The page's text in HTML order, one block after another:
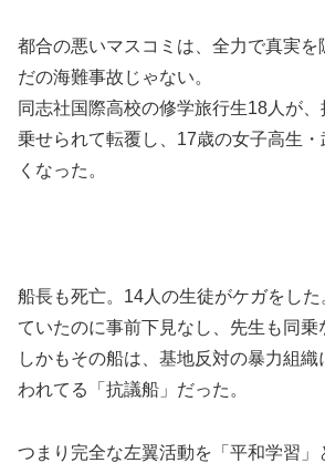
都合の悪いマスコミは、全力で真実を
だの海難事故じゃない。
同志社国際高校の修学旅行生18人が
乗せられて転覆し、17歳の女子高生
くなった。
船長も死亡。14人の生徒がケガをし
ていたのに事前下見なし、先生も同乗
しかもその船は、基地反対の暴力組
われてる「抗議船」だった。
つまり完全な左翼活動を「平和学習」